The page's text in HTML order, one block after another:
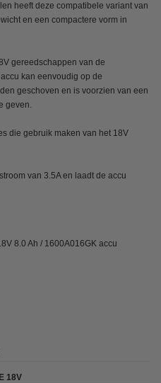
heeft deze compatibele variant van
en een compactere vorm in
gereedschappen van de
kan eenvoudig op de
geschoven en is voorzien van een
geven.
die gebruik maken van het 18V
van 3.5A en laadt de accu
8.0 Ah / 1600A016GK accu
18V